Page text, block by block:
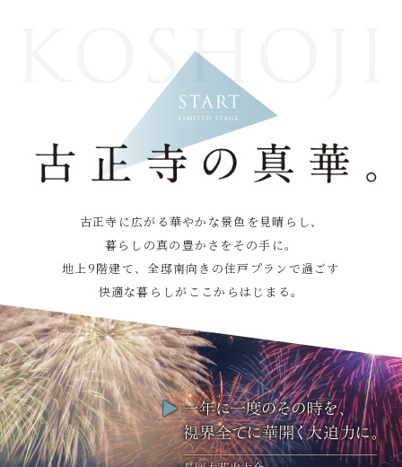
古正寺に広がる華やかな景色を見晴らし、
暮らしの真の豊かさをその手に。
地上9階建て、全邸南向きの住戸プランで過ごす
快適な暮らしがここからはじまる。